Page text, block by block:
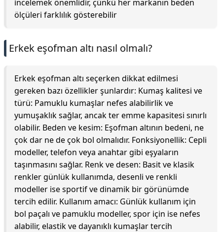
incelemek önemlidir, çünkü her markanın beden
ölçüleri farklılık gösterebilir
Erkek eşofman altı nasıl olmalı?
Erkek eşofman altı seçerken dikkat edilmesi
gereken bazı özellikler şunlardır: Kumaş kalitesi ve
türü: Pamuklu kumaşlar nefes alabilirlik ve
yumuşaklık sağlar, ancak ter emme kapasitesi sınırlı
olabilir. Beden ve kesim: Eşofman altının bedeni, ne
çok dar ne de çok bol olmalıdır. Fonksiyonellik: Cepli
modeller, telefon veya anahtar gibi eşyaların
taşınmasını sağlar. Renk ve desen: Basit ve klasik
renkler günlük kullanımda, desenli ve renkli
modeller ise sportif ve dinamik bir görünümde
tercih edilir. Kullanım amacı: Günlük kullanım için
bol paçalı ve pamuklu modeller, spor için ise nefes
alabilir, elastik ve dayanıklı kumaşlar tercih